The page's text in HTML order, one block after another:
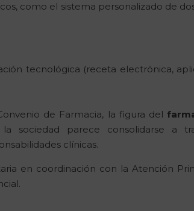
como el sistema personalizado de
tecnológica (receta electrónica,
de Farmacia, la figura del
sociedad parece consolidarse a
clínicas.
en coordinación con la Atención